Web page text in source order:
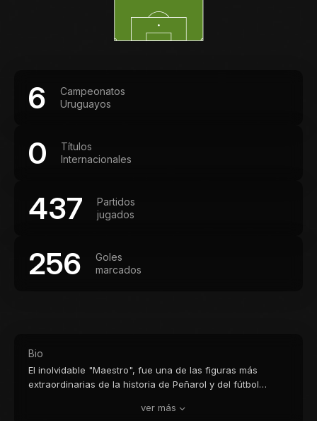
6
Campeonatos
Uruguayos
0
Títulos
Internacionales
437
Partidos
jugados
256
Goles
marcados
Bio
El inolvidable "Maestro", fue una de las figuras más
extraordinarias de la historia de Peñarol y del fútbol
especialistas de su época por su excepcional técnica,
ver más